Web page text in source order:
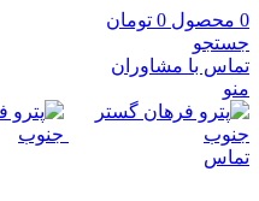
0 محصول 0 تومان
جستجو
تماس با مشاوران
منو
تماس